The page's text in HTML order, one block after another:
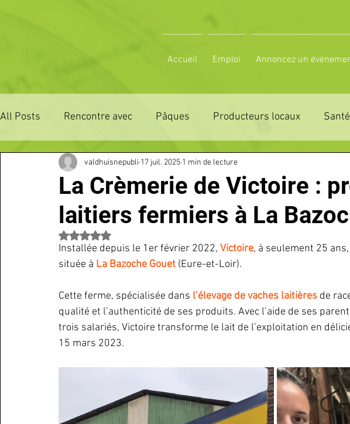
Accueil Emploi Annoncez un
All Posts Rencontre avec Pâques Producteurs locaux
ZONE DE DISTRIBUTION 28 ZONE DE DISTRIBUTION 61
3 JOURS LA FERTE COMICE AGRICOLE POLE CULTUREL
VOS SORTIES Maison Sport
La Crèmerie de Victoire :
laitiers fermiers à La
valdhuisnepubli 17 juil. 2025 1 min de lecture
Noté NaN étoiles sur 5.
Installée depuis le 1er février 2022, Victoire, à seulement 25
située à La Bazoche Gouet (Eure-et-Loir).
Cette ferme, spécialisée dans l’élevage de vaches laitières de
qualité et l’authenticité de ses produits. Avec l’aide de ses
trois salariés, Victoire transforme le lait de l’exploitation en
15 mars 2023.